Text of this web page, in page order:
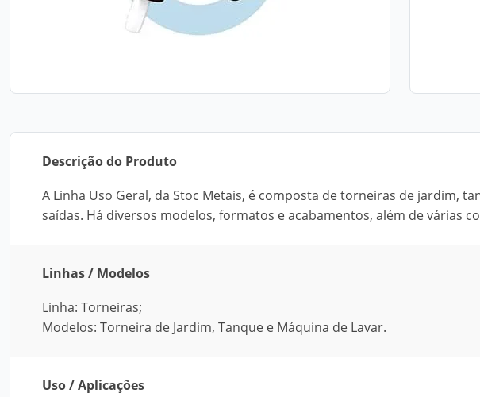
Descrição do Produto
A Linha Uso Geral, da Stoc Metais, é composta de torneiras de jardim,
saídas. Há diversos modelos, formatos e acabamentos, além de várias
Linhas / Modelos
Linha: Torneiras;
Modelos: Torneira de Jardim, Tanque e Máquina de Lavar.
Uso / Aplicações